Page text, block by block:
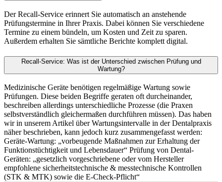
Der Recall-Service erinnert Sie automatisch an anstehende
Prüfungstermine in Ihrer Praxis. Dabei können Sie verschiedene
Termine zu einem bündeln, um Kosten und Zeit zu sparen.
Außerdem erhalten Sie sämtliche Berichte komplett digital.
Recall-Service: Was ist der Unterschied zwischen Prüfung und
Wartung?
Medizinische Geräte benötigen regelmäßige Wartung sowie
Prüfungen. Diese beiden Begriffe geraten oft durcheinander,
beschreiben allerdings unterschiedliche Prozesse (die Praxen
selbstverständlich gleichermaßen durchführen müssen). Das haben
wir in unserem Artikel über Wartungsintervalle in der Dentalpraxis
näher beschrieben, kann jedoch kurz zusammengefasst werden:
Geräte-Wartung: „vorbeugende Maßnahmen zur Erhaltung der
Funktionstüchtigkeit und Lebensdauer“ Prüfung von Dental-
Geräten: „gesetzlich vorgeschriebene oder vom Hersteller
empfohlene sicherheitstechnische & messtechnische Kontrollen
(STK & MTK) sowie die E-Check-Pflicht“